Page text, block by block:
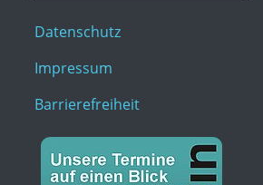
Datenschutz
Impressum
Barrierefreiheit